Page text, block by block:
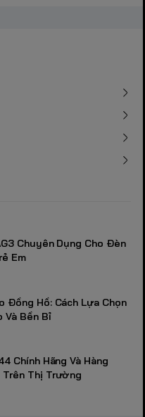
Chuyên Dụng Cho Đèn
Em
Đồng Hồ: Cách Lựa Chọn
Và Bền Bỉ
Chính Hãng Và Hàng
Thị Trường